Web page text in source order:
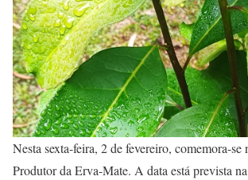
Nesta sexta-feira, 2 de fevereiro, comemora-
Produtor da Erva-Mate. A data está prevista